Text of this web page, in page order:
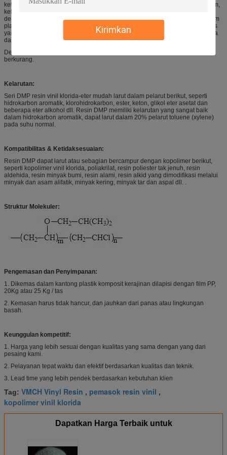
Kirimkan
ketahanan penuaan, ketahanan hidrolisis, ketahanan korosi, ketahanan asam,
ketahanan alkali, ketahanan garam, kompatibilitas yang baik dan kelarutan
dengan resin lain, pembasahan pigmen yang baik, adhesi yang baik pada film
plastik, panas tinggi -stabilitas dll. Jadi DMP45 dapat diterapkan pada pelapis
yang dikeringkan melalui udara atau metode fisik lainnya, saat ini resin utama
dalam tinta cetak komposit.
Dengan kode naik dari DMP15 ke DMP60, kandungan resin yang solid juga
berkurang.
Kelarutan:
Seri DMP resin vinil klorida-eter mudah larut dalam pelarut berikut, seperti
hidrokarbon aromatik, klorohidrokarbon, ester, keton, glikol eter asetat dan
beberapa eter alkohol dll. Resin DMP memiliki kelarutan yang sangat baik
dalam hidrokarbon aromatik, dapat larut dalam 20% pelarut toluene (xylene)
pada suhu normal.
Kompatibilitas & Ketidaksesuaian:
Resin DMP dapat larut atau sebagian bercampur dengan kopolimer berikut,
seperti kopolimer vinil klorida, poliakrilat, resin poliester tak jenuh, resin
aldehida, resin minyak bumi, resin alami, resin alkid yang dimodifikasi melalui
minyak dan asam alifatik, minyak kering, minyak tar dan aspal dll. .
Struktur Molekuler:
Pengemasan dan Penyimpanan:
1. Dikemas dalam kantong plastik komposit kerajinan dilapisi dengan film PP,
20Kg atau 25 Kg / tas
2. Kemasan harus tidak hancur, dan jauhkan dari panas atau lingkungan
basah.
Keunggulan kompetitif:
1. Harga yang lebih sesuai dengan kualitas yang sama dengan yang dari
pesaing kami.
2. Pelayanan tepat waktu dan efektif berdasarkan kualitas dan teknik.
3. Lead time yang lebih pendek berdasarkan kebutuhan klien
Tag: VMCH Vinyl Resin , pemasok resin vinil ,
kopolimer vinil klorida
Dapatkan Harga Terbaik untuk